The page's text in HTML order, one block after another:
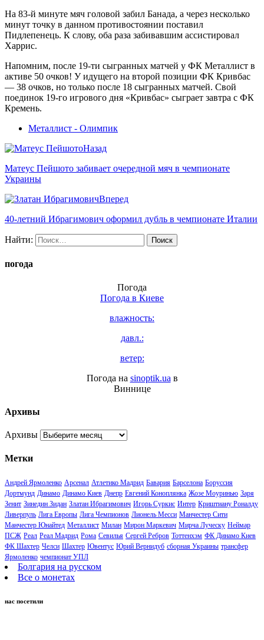
На 83-й минуте мяч головой забил Банада, а через несколько
минут точку в данном противостоянии поставил
Пидлепенець. К слову, оба раза забивавшим ассистировал
Харрис.
Напомним, после 19-ти сыгранных матчей у ФК Металлист в
активе 50 очков! У идущего на второй позиции ФК Кривбас
— 38 очков, но только после 18 сыгранных матчей. Свой
поединок 19-го игрового дня «Кривбас» сыграет завтра с ФК
Кремень.
Металлист - Олимпик
Назад
Матеус Пейшото забивает очередной мяч в чемпионате
Украины
Вперед
40-летний Ибрагимович оформил дубль в чемпионате Италии
Найти:
погода
Погода
Погода в Киеве
влажность:
давл.:
ветер:
Погода на sinoptik.ua в
Виннице
Архивы
Архивы
Метки
Андрей Ярмоленко Арсенал Атлетико Мадрид Бавария Барселона Боруссия
Дортмунд Динамо Динамо Киев Днепр Евгений Коноплянка Жозе Моуринью Заря
Зенит Зинедин Зидан Златан Ибрагимович Игорь Суркис Интер Криштиану Роналду
Ливерпуль Лига Европы Лига Чемпионов Лионель Месси Манчестер Сити
Манчестер Юнайтед Металлист Милан Мирон Маркевич Мирча Луческу Неймар
ПСЖ Реал Реал Мадрид Рома Севилья Сергей Ребров Тоттенхэм ФК Динамо Киев
ФК Шахтер Челси Шахтер Ювентус Юрий Вернидуб сборная Украины трансфер
Ярмоленко чемпионат УПЛ
Болгария на русском
Все о монетах
нас посетили